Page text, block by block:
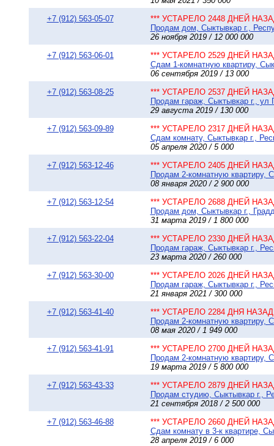
+7 (912) 563-05-07
*** УСТАРЕЛО 2448 ДНЕЙ
Продам дом, Сыктывкар г.,
26 ноября 2019 / 12 000 000
+7 (912) 563-06-01
*** УСТАРЕЛО 2529 ДНЕЙ
Сдам 1-комнатную квартиру,
06 сентября 2019 / 13 000
+7 (912) 563-08-25
*** УСТАРЕЛО 2537 ДНЕЙ
Продам гараж, Сыктывкар г., ул
29 августа 2019 / 130 000
+7 (912) 563-09-89
*** УСТАРЕЛО 2317 ДНЕЙ
Сдам комнату, Сыктывкар г.,
05 апреля 2020 / 5 000
+7 (912) 563-12-46
*** УСТАРЕЛО 2405 ДНЕЙ
Продам 2-комнатную квартиру,
08 января 2020 / 2 900 000
+7 (912) 563-12-54
*** УСТАРЕЛО 2688 ДНЕЙ
Продам дом, Сыктывкар г.,
31 марта 2019 / 1 800 000
+7 (912) 563-22-04
*** УСТАРЕЛО 2330 ДНЕЙ
Продам гараж, Сыктывкар г.,
23 марта 2020 / 260 000
+7 (912) 563-30-00
*** УСТАРЕЛО 2026 ДНЕЙ
Продам гараж, Сыктывкар г.,
21 января 2021 / 300 000
+7 (912) 563-41-40
*** УСТАРЕЛО 2284 ДНЯ НАЗАД
Продам 2-комнатную квартиру,
08 мая 2020 / 1 949 000
+7 (912) 563-41-91
*** УСТАРЕЛО 2700 ДНЕЙ
Продам 2-комнатную квартиру,
19 марта 2019 / 5 800 000
+7 (912) 563-43-33
*** УСТАРЕЛО 2879 ДНЕЙ
Продам студию, Сыктывкар г.,
21 сентября 2018 / 2 500 000
+7 (912) 563-46-88
*** УСТАРЕЛО 2660 ДНЕЙ
Сдам комнату в 3-к квартире,
28 апреля 2019 / 6 000